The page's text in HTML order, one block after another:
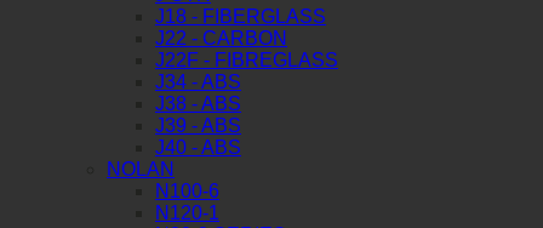
J18 - FIBERGLASS
J22 - CARBON
J22F - FIBREGLASS
J34 - ABS
J38 - ABS
J39 - ABS
J40 - ABS
NOLAN
N100-6
N120-1